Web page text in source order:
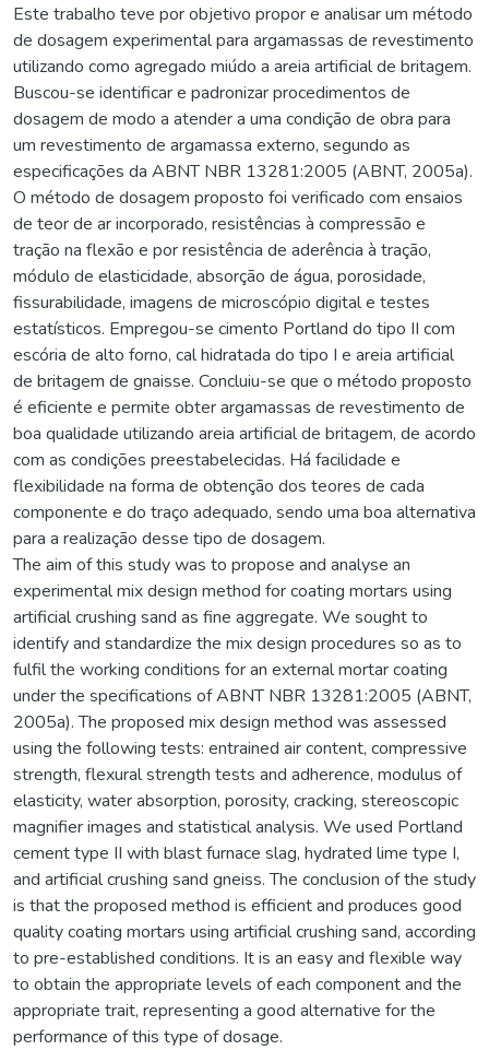
Este trabalho teve por objetivo propor e analisar um método
de dosagem experimental para argamassas de revestimento
utilizando como agregado miúdo a areia artificial de britagem.
Buscou-se identificar e padronizar procedimentos de
dosagem de modo a atender a uma condição de obra para
um revestimento de argamassa externo, segundo as
especificações da ABNT NBR 13281:2005 (ABNT, 2005a).
O método de dosagem proposto foi verificado com ensaios
de teor de ar incorporado, resistências à compressão e
tração na flexão e por resistência de aderência à tração,
módulo de elasticidade, absorção de água, porosidade,
fissurabilidade, imagens de microscópio digital e testes
estatísticos. Empregou-se cimento Portland do tipo II com
escória de alto forno, cal hidratada do tipo I e areia artificial
de britagem de gnaisse. Concluiu-se que o método proposto
é eficiente e permite obter argamassas de revestimento de
boa qualidade utilizando areia artificial de britagem, de acordo
com as condições preestabelecidas. Há facilidade e
flexibilidade na forma de obtenção dos teores de cada
componente e do traço adequado, sendo uma boa alternativa
para a realização desse tipo de dosagem.
The aim of this study was to propose and analyse an
experimental mix design method for coating mortars using
artificial crushing sand as fine aggregate. We sought to
identify and standardize the mix design procedures so as to
fulfil the working conditions for an external mortar coating
under the specifications of ABNT NBR 13281:2005 (ABNT,
2005a). The proposed mix design method was assessed
using the following tests: entrained air content, compressive
strength, flexural strength tests and adherence, modulus of
elasticity, water absorption, porosity, cracking, stereoscopic
magnifier images and statistical analysis. We used Portland
cement type II with blast furnace slag, hydrated lime type I,
and artificial crushing sand gneiss. The conclusion of the study
is that the proposed method is efficient and produces good
quality coating mortars using artificial crushing sand, according
to pre-established conditions. It is an easy and flexible way
to obtain the appropriate levels of each component and the
appropriate trait, representing a good alternative for the
performance of this type of dosage.